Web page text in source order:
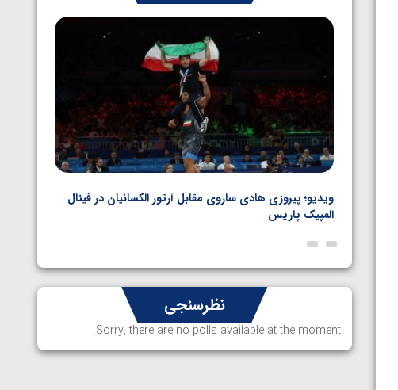
ویدیو؛ پیروزی هادی ساروی مقابل آرتور الکسانیان در فینال
المپیک پاریس
نظرسنجی
Sorry, there are no polls available at the moment.